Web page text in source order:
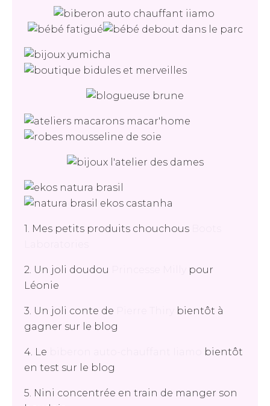
1. Mes petits produits chouchous
2. Un joli doudou
pour
Léonie
3. Un joli conte de
bientôt à
gagner sur le blog
4. Le
bientôt
en test sur le blog
5. Nini concentrée en train de manger son